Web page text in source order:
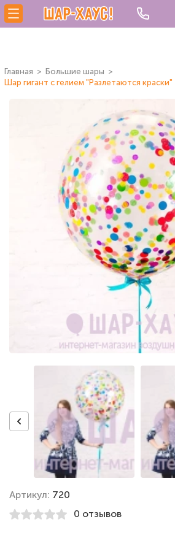
Главная
Большие шары
Шар гигант с гелием "Разлетаются краски"
Артикул: 720
0 отзывов